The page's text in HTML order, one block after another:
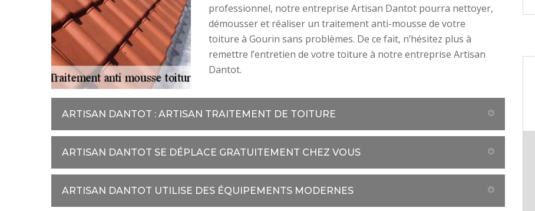
professionnel, notre entreprise Artisan Dantot pourra nettoyer,
démousser et réaliser un traitement anti-mousse de votre
toiture à Gourin sans problèmes. De ce fait, n’hésitez plus à
remettre l’entretien de votre toiture à notre entreprise Artisan
Dantot.
ARTISAN DANTOT : ARTISAN TRAITEMENT DE TOITURE
ARTISAN DANTOT SE DÉPLACE GRATUITEMENT CHEZ VOUS
ARTISAN DANTOT UTILISE DES ÉQUIPEMENTS MODERNES